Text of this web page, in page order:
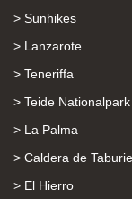
> Sunhikes
> Lanzarote
> Teneriffa
> Teide Nationalpark
> La Palma
> Caldera de
> El Hierro